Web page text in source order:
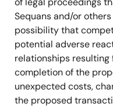
Sequans and/or
possibility that
potential adverse
relationships
completion of the
unexpected costs,
the proposed